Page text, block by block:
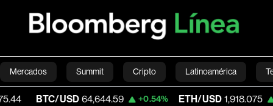
Mercados Summit Cripto Latinoamérica
Economía Estilo de vida Mundo Videos
USD 64,644.59 +0.54% ETH/USD 1,918.075 +2.28%